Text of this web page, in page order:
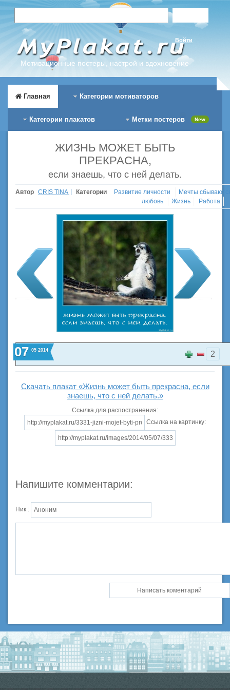
Мотивационные постеры, настрой и вдохновение
Войти
Главная Категории мотиваторов
Категории плакатов Метки постеров New
ЖИЗНЬ МОЖЕТ БЫТЬ
ПРЕКРАСНА,
если знаешь, что с ней делать.
Автор CRIS TINA Категории Развитие личности
Мечты
любовь
Жизнь Работа
07 05 2014 2
Скачать плакат «Жизнь может быть прекрасна, если
знаешь, что с ней делать.»
Ссылка для распостранения:
Ссылка на картинку:
Напишите комментарии:
Ник :